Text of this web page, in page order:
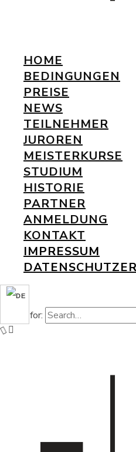
HOME
BEDINGUNGEN
PREISE
NEWS
TEILNEHMER
JUROREN
MEISTERKURSE
STUDIUM
HISTORIE
PARTNER
ANMELDUNG
KONTAKT
IMPRESSUM
Search for: